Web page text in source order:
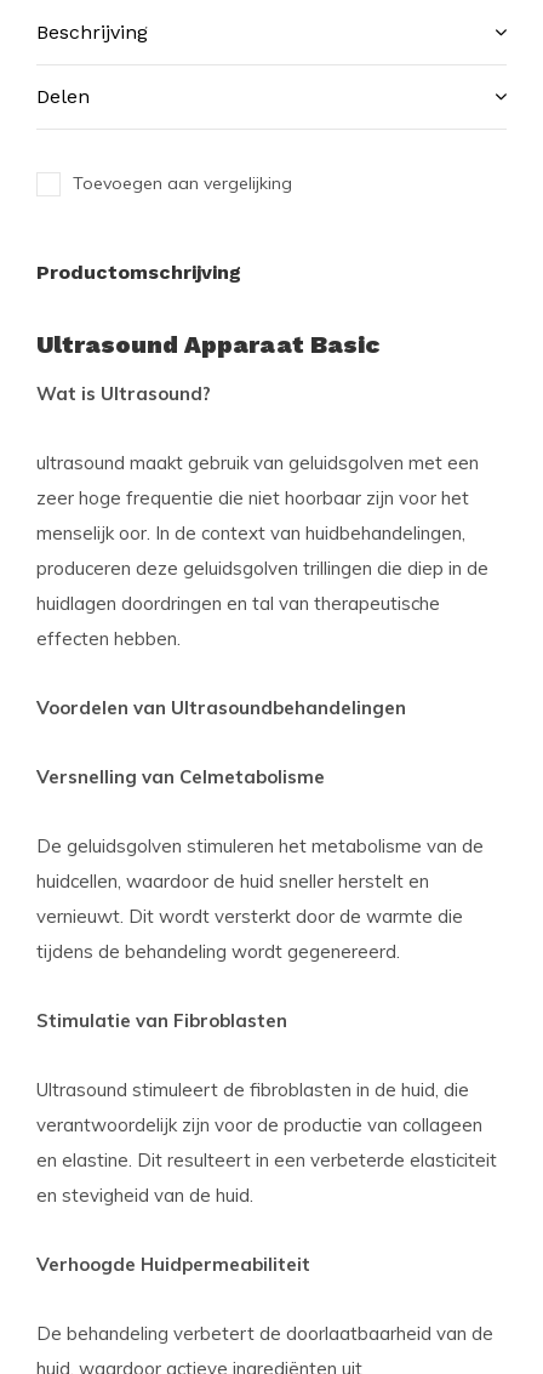
Beschrijving
Delen
Toevoegen aan vergelijking
Productomschrijving
Ultrasound Apparaat Basic
Wat is Ultrasound?
ultrasound maakt gebruik van geluidsgolven met een
zeer hoge frequentie die niet hoorbaar zijn voor het
menselijk oor. In de context van huidbehandelingen,
produceren deze geluidsgolven trillingen die diep in de
huidlagen doordringen en tal van therapeutische
effecten hebben.
Voordelen van Ultrasoundbehandelingen
Versnelling van Celmetabolisme
De geluidsgolven stimuleren het metabolisme van de
huidcellen, waardoor de huid sneller herstelt en
vernieuwt. Dit wordt versterkt door de warmte die
tijdens de behandeling wordt gegenereerd.
Stimulatie van Fibroblasten
Ultrasound stimuleert de fibroblasten in de huid, die
verantwoordelijk zijn voor de productie van collageen
en elastine. Dit resulteert in een verbeterde elasticiteit
en stevigheid van de huid.
Verhoogde Huidpermeabiliteit
De behandeling verbetert de doorlaatbaarheid van de
huid, waardoor actieve ingrediënten uit